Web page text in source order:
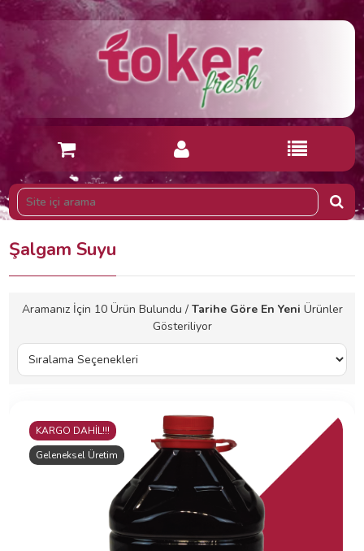
Şalgam Suyu
Aramanız İçin 10Ürün Bulundu / Tarihe Göre En Yeni Ürünler
Gösteriliyor
KARGO DAHİL!!!
Geleneksel Üretim